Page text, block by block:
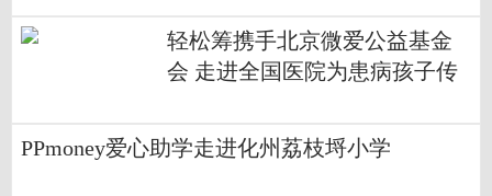
轻松筹携手北京微爱公益基金
会 走进全国医院为患病孩子传
PPmoney爱心助学走进化州荔枝埒小学